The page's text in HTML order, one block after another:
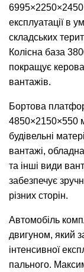
6995×2250×2450
експлуатації в
складських
Колісна база
покращує
вантажів.
Бортова
4850×2150×550
будівельні
вантажі,
та інші види
забезпечує
різних сторін.
Автомобіль
двигуном, який
інтенсивної
пального.